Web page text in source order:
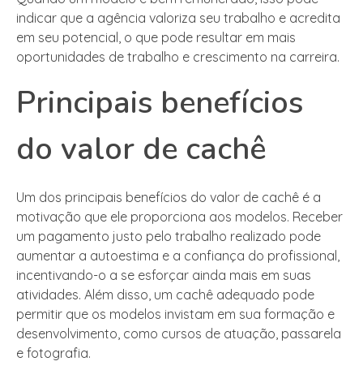
indicar que a agência valoriza seu trabalho e acredita
em seu potencial, o que pode resultar em mais
oportunidades de trabalho e crescimento na carreira.
Principais benefícios
do valor de cachê
Um dos principais benefícios do valor de cachê é a
motivação que ele proporciona aos modelos. Receber
um pagamento justo pelo trabalho realizado pode
aumentar a autoestima e a confiança do profissional,
incentivando-o a se esforçar ainda mais em suas
atividades. Além disso, um cachê adequado pode
permitir que os modelos invistam em sua formação e
desenvolvimento, como cursos de atuação, passarela
e fotografia.